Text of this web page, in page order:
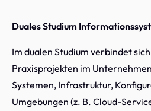
Duales Studium
Im dualen Studium verbindet
Praxisprojekten im
Systemen, Infrastruktur,
Umgebungen (z. B. Cloud-